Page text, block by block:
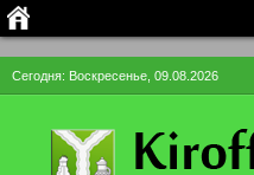
Сегодня: Воскресенье, 09.08.2026